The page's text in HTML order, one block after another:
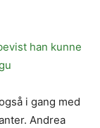
han kunne
i gang med
Andrea